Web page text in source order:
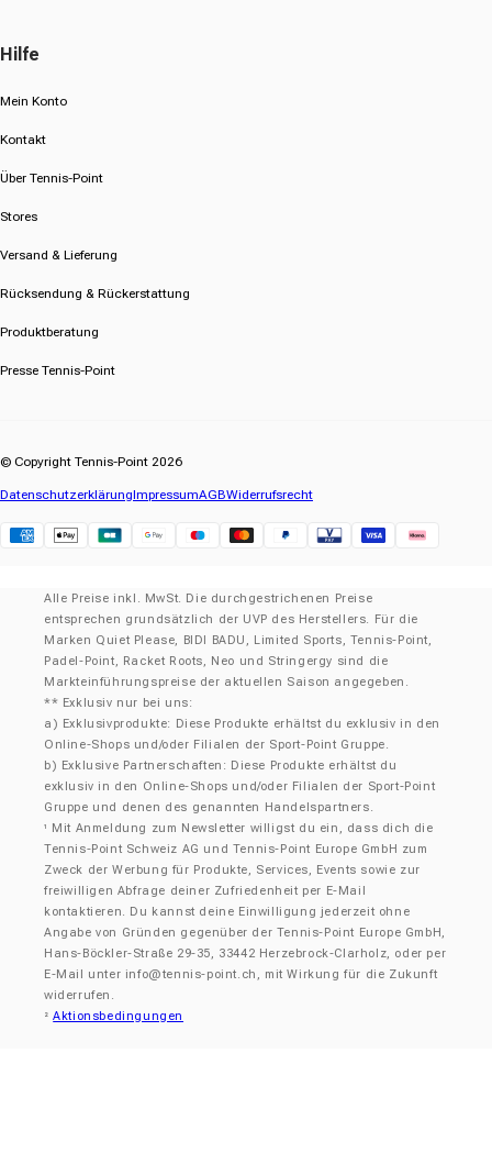
Hilfe
Mein Konto
Kontakt
Über Tennis-Point
Stores
Versand & Lieferung
Rücksendung & Rückerstattung
Produktberatung
Presse Tennis-Point
© Copyright Tennis-Point 2026
DatenschutzerklärungImpressumAGBWiderrufsrecht
Alle Preise inkl. MwSt. Die durchgestrichenen Preise
entsprechen grundsätzlich der UVP des Herstellers. Für die
Marken Quiet Please, BIDI BADU, Limited Sports, Tennis-Point,
Padel-Point, Racket Roots, Neo und Stringergy sind die
Markteinführungspreise der aktuellen Saison angegeben.
** Exklusiv nur bei uns:
a) Exklusivprodukte: Diese Produkte erhältst du exklusiv in den
Online-Shops und/oder Filialen der Sport-Point Gruppe.
b) Exklusive Partnerschaften: Diese Produkte erhältst du
exklusiv in den Online-Shops und/oder Filialen der Sport-Point
Gruppe und denen des genannten Handelspartners.
¹ Mit Anmeldung zum Newsletter willigst du ein, dass dich die
Tennis-Point Schweiz AG und Tennis-Point Europe GmbH zum
Zweck der Werbung für Produkte, Services, Events sowie zur
freiwilligen Abfrage deiner Zufriedenheit per E-Mail
kontaktieren. Du kannst deine Einwilligung jederzeit ohne
Angabe von Gründen gegenüber der Tennis-Point Europe GmbH,
Hans-Böckler-Straße 29-35, 33442 Herzebrock-Clarholz, oder per
E-Mail unter info@tennis-point.ch , mit Wirkung für die Zukunft
widerrufen.
² Aktionsbedingungen